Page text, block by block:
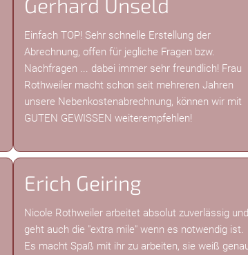
Einfach TOP! Sehr schnelle Erstellung der
Abrechnung, offen für jegliche Fragen bzw.
Nachfragen ... dabei immer sehr freundlich! Frau
Rothweiler macht schon seit mehreren Jahren
unsere Nebenkostenabrechnung, können wir mit
GUTEN GEWISSEN weiterempfehlen!
Erich Geiring
Nicole Rothweiler arbeitet absolut zuverlässig und
geht auch die "extra mile" wenn es notwendig ist.
Es macht Spaß mit ihr zu arbeiten, sie weiß